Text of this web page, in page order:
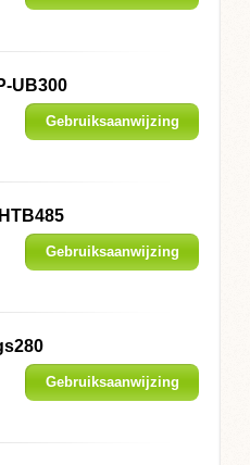
UB300
Gebruiksaanwijzing
Gebruiksaanwijzing
Gebruiksaanwijzing